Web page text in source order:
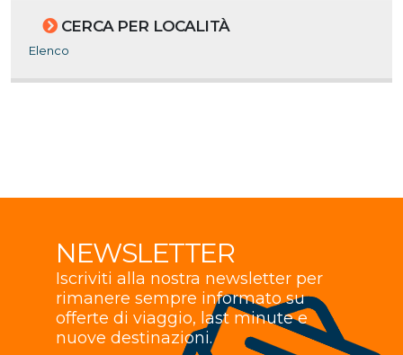
CERCA PER LOCALITÀ
Elenco
NEWSLETTER
Iscriviti alla nostra newsletter per
rimanere sempre informato su
offerte di viaggio, last minute e
nuove destinazioni.